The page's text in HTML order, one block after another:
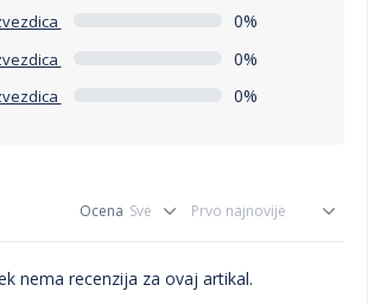
0%
0%
0%
Ocena
nema recenzija za ovaj artikal.